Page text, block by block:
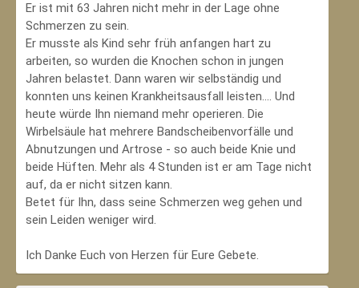
Er ist mit 63 Jahren nicht mehr in der Lage ohne
Schmerzen zu sein.
Er musste als Kind sehr früh anfangen hart zu
arbeiten, so wurden die Knochen schon in jungen
Jahren belastet. Dann waren wir selbständig und
konnten uns keinen Krankheitsausfall leisten.... Und
heute würde Ihn niemand mehr operieren. Die
Wirbelsäule hat mehrere Bandscheibenvorfälle und
Abnutzungen und Artrose - so auch beide Knie und
beide Hüften. Mehr als 4 Stunden ist er am Tage nicht
auf, da er nicht sitzen kann.
Betet für Ihn, dass seine Schmerzen weg gehen und
sein Leiden weniger wird.
Ich Danke Euch von Herzen für Eure Gebete.